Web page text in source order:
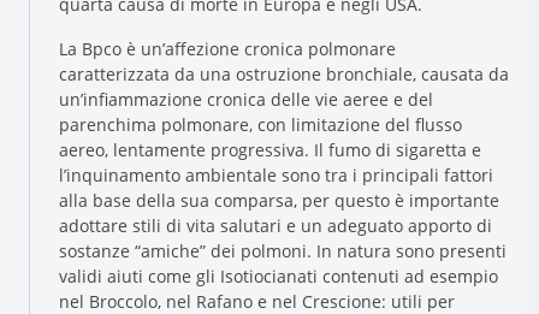
News
Gallery
La Bpco è un’affezione cronica polmonare
caratterizzata da una ostruzione bronchiale, causata da
un’infiammazione cronica delle vie aeree e del
parenchima polmonare, con limitazione del flusso
aereo, lentamente progressiva. Il fumo di sigaretta e
l’inquinamento ambientale sono tra i principali fattori
alla base della sua comparsa, per questo è importante
adottare stili di vita salutari e un adeguato apporto di
sostanze “amiche” dei polmoni. In natura sono presenti
validi aiuti come gli Isotiocianati contenuti ad esempio
nel Broccolo, nel Rafano e nel Crescione: utili per